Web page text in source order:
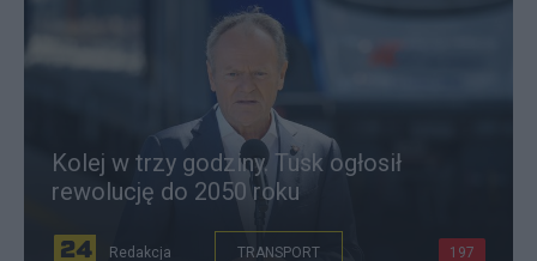
Kolej w trzy godziny. Tusk ogłosił
rewolucję do 2050 roku
Redakcja TRANSPORT 197